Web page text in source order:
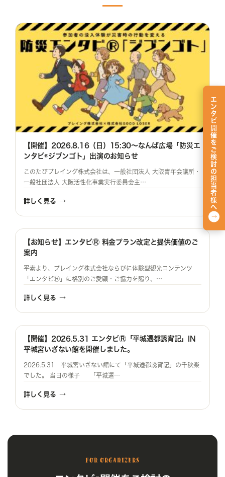
【開催】2026.8.16（日）15:30～なんば広場「防災エ
ンタビ®ジブンゴト」出演のお知らせ
このたびプレイング株式会社は、一般社団法人 大阪青年会議所・
一般社団法人 大阪活性化事業実行委員会主…
詳しく見る →
【お知らせ】エンタビⓇ 料金プラン改定と提供価値のご
案内
平素より、プレイング株式会社ならびに体験型観光コンテンツ
「エンタビⓇ」に格別のご愛顧・ご協力を賜り、…
詳しく見る →
【開催】2026.5.31 エンタビⓇ「平城遷都誘宵記」IN
平城宮いざない館を開催しました。
2026.5.31 平城宮いざない館にて「平城遷都誘宵記」の千秋楽
でした。 当日の様子 「平城遷…
詳しく見る →
for organizers
エンタビ開催をご検討の担当者様へ
→